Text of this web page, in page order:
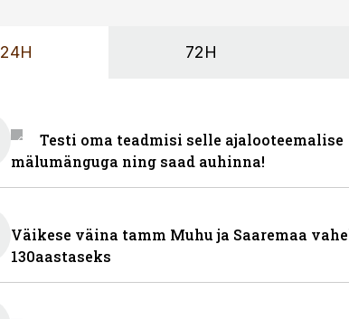
24H 72H
Testi oma teadmisi selle ajalooteemalise
mälumänguga ning saad auhinna!
Väikese väina tamm Muhu ja Saaremaa
130aastaseks